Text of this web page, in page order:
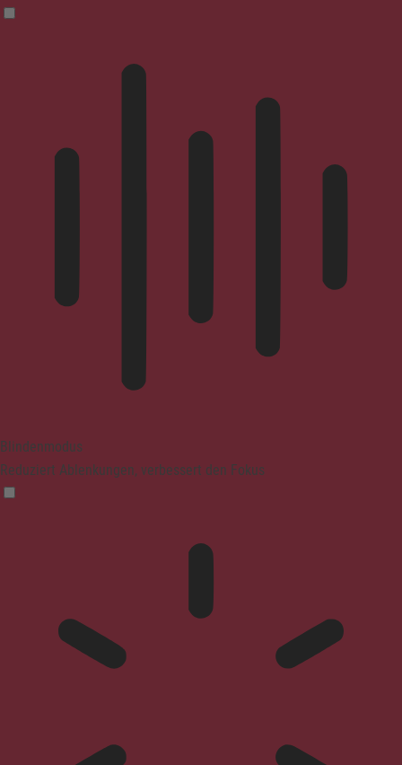
Blindenmodus
Reduziert Ablenkungen, verbessert den Fokus